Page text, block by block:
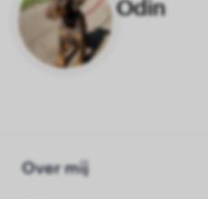
Odin
Over mij